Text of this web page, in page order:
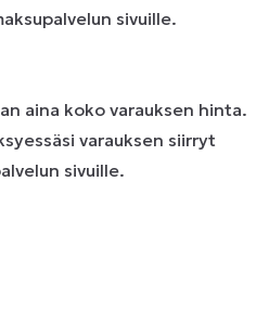
sivuille.
aina koko varauksen hinta.
varauksen siirryt
sivuille.